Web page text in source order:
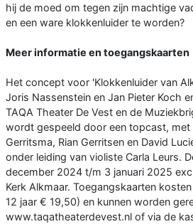
hij de moed om tegen zijn machtige
en een ware klokkenluider te worden?
Meer informatie en toegangskaarten
Het concept voor 'Klokkenluider van
Joris Nassenstein en Jan Pieter Koch
TAQA Theater De Vest en de
wordt gespeeld door een topcast, met
Gerritsma, Rian Gerritsen en David
onder leiding van violiste Carla Leurs.
december 2024 t/m 3 januari 2025
Kerk Alkmaar. Toegangskaarten
12 jaar € 19,50) en kunnen worden
www.taqatheaterdevest.nl of via de